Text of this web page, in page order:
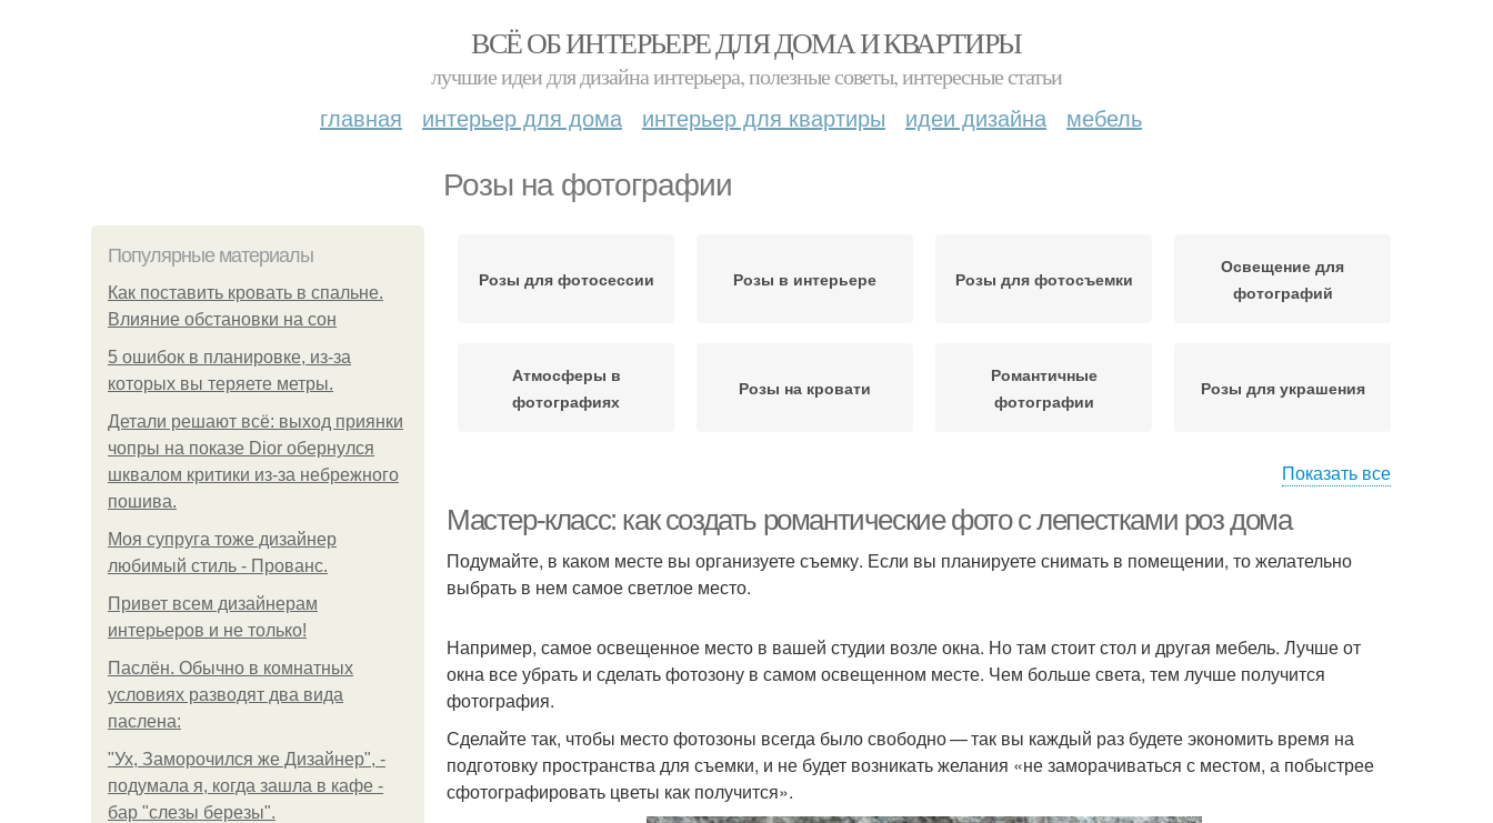
ВСЁ ОБ ИНТЕРЬЕРЕ ДЛЯ ДОМА И КВАРТИРЫ
лучшие идеи для дизайна интерьера, полезные советы, интересные статьи
главная интерьер для дома интерьер для квартиры идеи дизайна мебель
Розы на фотографии
Популярные материалы
Как поставить кровать в спальне.
Влияние обстановки на сон
5 ошибок в планировке, из-за
которых вы теряете метры.
Детали решают всё: выход приянки
чопры на показе Dior обернулся
шквалом критики из-за небрежного
пошива.
Моя супруга тоже дизайнер
любимый стиль - Прованс.
Привет всем дизайнерам
интерьеров и не только!
Паслён. Обычно в комнатных
условиях разводят два вида
паслена:
"Ух, Заморочился же Дизайнер", -
подумала я, когда зашла в кафе -
бар "слезы березы".
Розы для фотосессии Розы в интерьере Розы для фотосъемки
Освещение для
фотографий
Атмосферы в
фотографиях
Розы на кровати
Романтичные
фотографии
Розы для украшения
Показать все
Мастер-класс: как создать романтические фото с лепестками роз дома
Подумайте, в каком месте вы организуете съемку. Если вы планируете снимать в помещении, то желательно
выбрать в нем самое светлое место.
Например, самое освещенное место в вашей студии возле окна. Но там стоит стол и другая мебель. Лучше от
окна все убрать и сделать фотозону в самом освещенном месте. Чем больше света, тем лучше получится
фотография.
Сделайте так, чтобы место фотозоны всегда было свободно — так вы каждый раз будете экономить время на
подготовку пространства для съемки, и не будет возникать желания «не заморачиваться с местом, а побыстрее
сфотографировать цветы как получится».